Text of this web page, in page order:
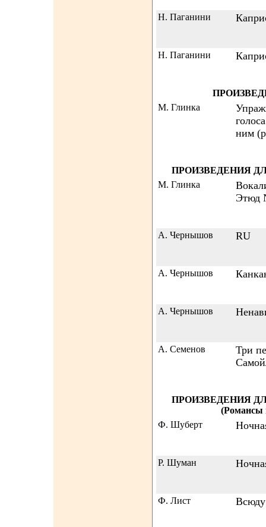
Н. Паганини
Н. Паганини
М. Глинка
ним
ПРОИЗВЕДЕНИЯ
М. Глинка
Этюд
А. Чернышов RU
А. Чернышов
А. Чернышов
А. Семенов
Три
ПРОИЗВЕДЕНИЯ
(Романсы
Ф. Шуберт
Р. Шуман
Ф. Лист